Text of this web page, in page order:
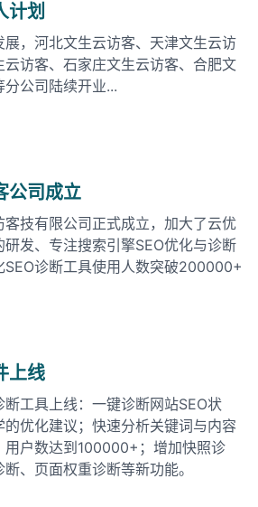
计划
展，河北文生云访客、天津文生云访
云访客、石家庄文生云访客、合肥文
分公司陆续开业...
公司成立
客技有限公司正式成立，加大了云优
研发、专注搜索引擎SEO优化与诊断
SEO诊断工具使用人数突破200000+
上线
断工具上线：一键诊断网站SEO状
的优化建议；快速分析关键词与内容
用户数达到100000+；增加快照诊
、页面权重诊断等新功能。